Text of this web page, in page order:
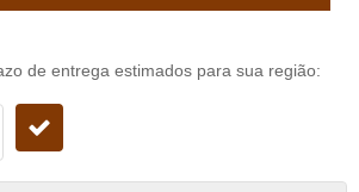
de entrega estimados para sua região: